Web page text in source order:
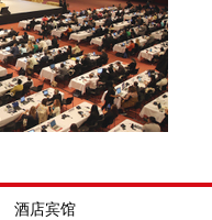
店宾馆
需要各个环节的配合。无
扩声系统，在会议系统设
，提高工作效率，保障现
Gestton捷思通官网